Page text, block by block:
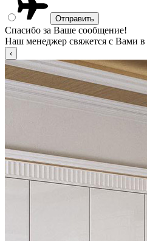
Спасибо за Ваше сообщение!
Наш менеджер свяжется с Вами